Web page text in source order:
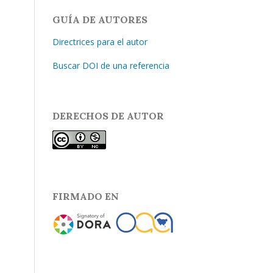
GUÍA DE AUTORES
Directrices para el autor
Buscar DOI de una referencia
DERECHOS DE AUTOR
FIRMADO EN